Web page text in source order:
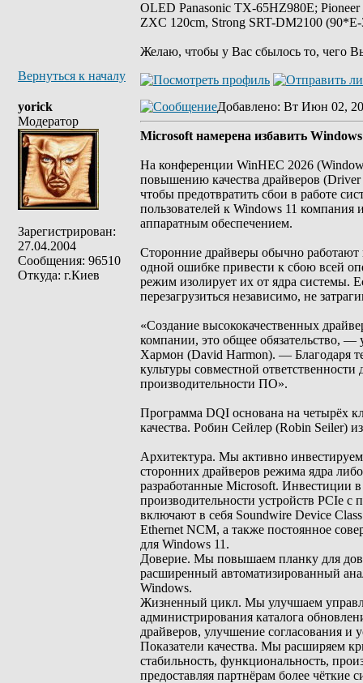
OLED Panasonic TX-65HZ980E;
ZXC 120cm, Strong SRT-DM2100
Желаю, чтобы у Вас сбылось то, чего
Вернуться к началу
yorick
Модератор
Зарегистрирован:
27.04.2004
Сообщения: 96510
Откуда: г.Киев
Добавлено: Вт Июн 02,
Microsoft намерена избавить
На конференции WinHEC 2026
повышению качества драйверов
чтобы предотвратить сбои в работе
пользователей к Windows 11 компания
аппаратным обеспечением.
Сторонние драйверы обычно работают
одной ошибке привести к сбою всей
режим изолирует их от ядра системы.
перезагрузиться независимо, не
«Создание высококачественных
компании, это общее обязательство,
Хармон (David Harmon). — Благодаря
культуры совместной ответственности
производительности ПО».
Программа DQI основана на четырёх
качества. Робин Сейлер (Robin Seiler)
Архитектура. Мы активно
сторонних драйверов режима ядра
разработанные Microsoft. Инвестиции
производительности устройств PCIe
включают в себя Soundwire Device
Ethernet NCM, а также постоянное
для Windows 11.
Доверие. Мы повышаем планку для
расширенный автоматизированный
Windows.
Жизненный цикл. Мы улучшаем
администрирования каталога
драйверов, улучшение согласования и
Показатели качества. Мы расширяем
стабильность, функциональность,
предоставляя партнёрам более чёткие